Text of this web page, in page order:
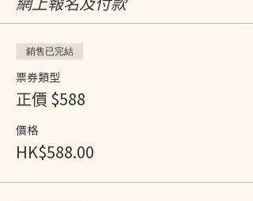
銷售已完結
票券類型
正價 $588
價格
HK$588.00